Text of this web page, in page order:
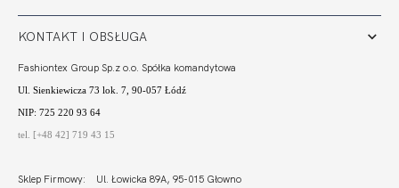
KONTAKT I OBSŁUGA
Fashiontex Group Sp.z o.o. Spółka komandytowa
Ul. Sienkiewicza 73 lok. 7, 90-057 Łódź
NIP: 725 220 93 64
tel. [+48 42] 719 43 15
Sklep Firmowy: Ul. Łowicka 89A, 95-015 Głowno